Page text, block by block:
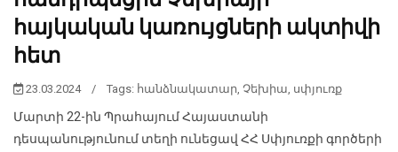
հայկական կառույցների ակտիվի
հետ
23.03.2024 / Tags: հանձնակատար, Չեխիա, սփյուռք
Մարտի 22-ին Պրահայում Հայաստանի
դեսպանությունում տեղի ունեցավ ՀՀ Սփյուռքի գործերի